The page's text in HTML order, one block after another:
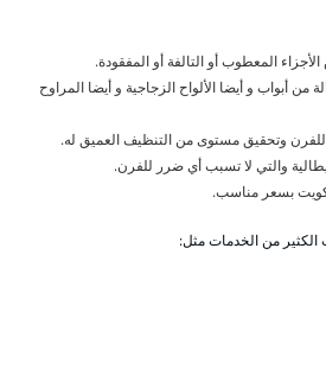
المعطوب أو التالفة أو المفقودة.
من أبواب و أيضا الألواح الزجاجية و أيضا المراوح
للفرن وتحقيق مستوى من التنظيف العميق له.
والتي لا تسبب أي ضرر للفرن.
بسعر مناسب.
من الخدمات مثل: